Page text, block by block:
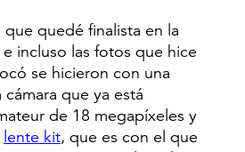
quedé finalista en la
incluso las fotos que hice
se hicieron con una
cámara que ya está
de 18 megapíxeles y
lente kit, que es con el que